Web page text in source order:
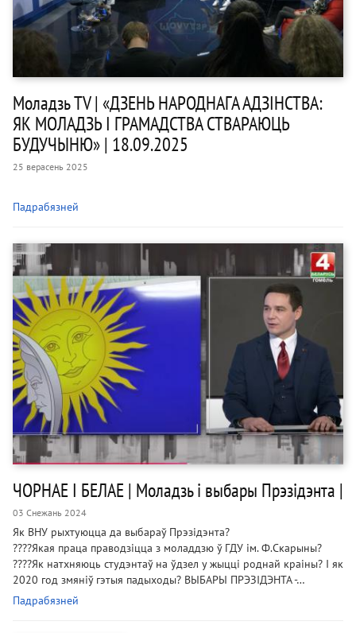
Моладзь TV | «ДЗЕНЬ НАРОДНАГА АДЗІНСТВА:
ЯК МОЛАДЗЬ І ГРАМАДСТВА СТВАРАЮЦЬ
БУДУЧЫНЮ» | 18.09.2025
25 верасень 2025
Падрабязней
ЧОРНАЕ І БЕЛАЕ | Моладзь і выбары Прэзідэнта |
03 Снежань 2024
Як ВНУ рыхтуюцца да выбараў Прэзідэнта?
????Якая праца праводзіцца з моладдзю ў ГДУ ім. Ф.Скарыны?
????Як натхняюць студэнтаў на ўдзел у жыцці роднай краіны? І як
2020 год змяніў гэтыя падыходы? ВЫБАРЫ ПРЭЗІДЭНТА -…
Падрабязней